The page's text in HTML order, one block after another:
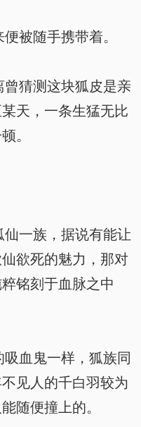
被随手携带着。
猜测这块狐皮是亲
天，一条生猛无比
。
一族，据说有能让
欲死的魅力，那对
铭刻于血脉之中
血鬼一样，狐族同
见人的千白羽较为
随便撞上的。